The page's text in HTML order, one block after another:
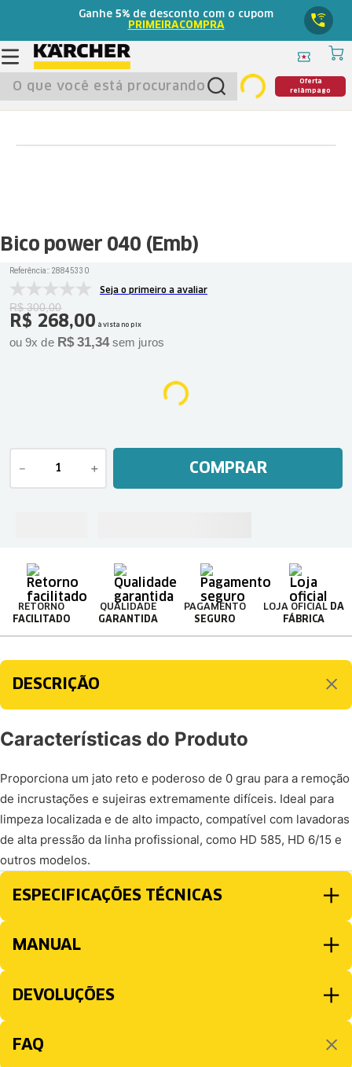
Ganhe 5% de desconto com o cupom
PRIMEIRACOMPRA
O que você está procurando?
Oferta
relâmpago
Bico power 040 (Emb)
Referência:: 28845330
Seja o primeiro a avaliar
R$ 300,00
R$ 268,00 à vista no pix
ou9x de R$ 31,34sem juros
＋
－ COMPRAR
RETORNO
FACILITADO
QUALIDADE
GARANTIDA
PAGAMENTO
SEGURO
LOJA OFICIAL DA
FÁBRICA
DESCRIÇÃO
Características do Produto
Proporciona um jato reto e poderoso de 0 grau para a remoção
de incrustações e sujeiras extremamente difíceis. Ideal para
limpeza localizada e de alto impacto, compatível com lavadoras
de alta pressão da linha profissional, como HD 585, HD 6/15 e
outros modelos.
ESPECIFICAÇÕES TÉCNICAS
MANUAL
DEVOLUÇÕES
FAQ